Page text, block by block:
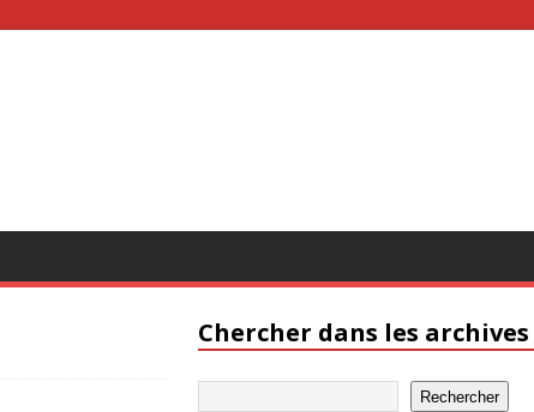
Chercher dans les archives
Rechercher